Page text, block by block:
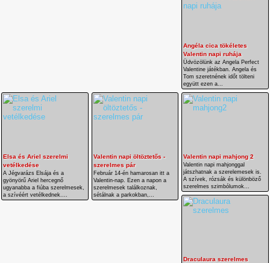
Angéla cica tökéletes
Valentin napi ruhája
Üdvözölünk az Angela Perfect
Valentine játékban. Angela és
Tom szeretnének időt tölteni
együtt ezen a...
Elsa és Ariel szerelmi
vetélkedése
A Jégvarázs Elsája és a
gyönyörű Ariel hercegnő
ugyanabba a fiúba szerelmesek,
a szívéért vetélkednek....
Valentin napi öltöztetős -
szerelmes pár
Február 14-én hamarosan itt a
Valentin-nap. Ezen a napon a
szerelmesek találkoznak,
sétálnak a parkokban,...
Valentin napi mahjong 2
Valentin napi mahjonggal
játszhatnak a szerelemesek is.
A szívek, rózsák és különböző
szerelmes szimbólumok...
Draculaura szerelmes